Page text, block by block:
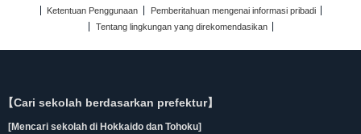
Ketentuan Penggunaan
Pemberitahuan mengenai informasi pribadi
Tentang lingkungan yang direkomendasikan
【Cari sekolah berdasarkan prefektur】
[Mencari sekolah di Hokkaido dan Tohoku]